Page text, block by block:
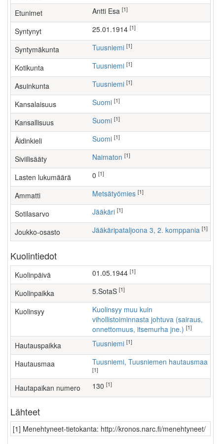
Etunimet Antti Esa [1]
Syntynyt 25.01.1914 [1]
Syntymäkunta Tuusniemi [1]
Kotikunta Tuusniemi [1]
Asuinkunta Tuusniemi [1]
Kansalaisuus Suomi [1]
Kansallisuus Suomi [1]
Äidinkieli Suomi [1]
Siviilisääty Naimaton [1]
Lasten lukumäärä [1]
Ammatti metsätyömies [1]
Sotilasarvo Jääkäri [1]
Joukko-osasto Jääkäripataljoona 3, 2. komppania [1]
Kuolintiedot
Kuolinpäivä 01.05.1944 [1]
Kuolinpaikka 5.SotaS [1]
Kuolinsyy
Kuolinsyy muu kuin
vihollistoiminnasta johtuva (sairaus,
onnettomuus, itsemurha jne.) [1]
Hautauspaikka Tuusniemi [1]
Hautausmaa Tuusniemi, Tuusniemen hautausmaa
[1]
Hautapaikan numero 130 [1]
Lähteet
[1] Menehtyneet-tietokanta: http://kronos.narc.fi/menehtyneet/